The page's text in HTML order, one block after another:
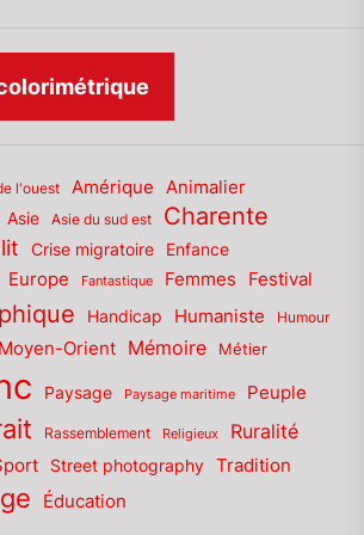
l'ouest Amérique
Animalier
Asie Asie du sud est Charente
Crise migratoire Enfance
Europe Fantastique Femmes Festival
Handicap Humaniste Humour
Moyen-Orient Mémoire Métier
Paysage Paysage maritime Peuple
Rassemblement Religieux Ruralité
Street photography Tradition
Éducation